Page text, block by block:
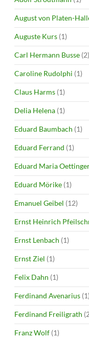
August von Platen-
Auguste Kurs (1)
Carl Hermann Busse (2)
Caroline Rudolphi (1)
Claus Harms (1)
Delia Helena (1)
Eduard Baumbach (1)
Eduard Ferrand (1)
Eduard Maria
Eduard Mörike (1)
Emanuel Geibel (12)
Ernst Heinrich
Ernst Lenbach (1)
Ernst Ziel (1)
Felix Dahn (1)
Ferdinand Avenarius (1)
Ferdinand Freiligrath
Franz Wolf (1)